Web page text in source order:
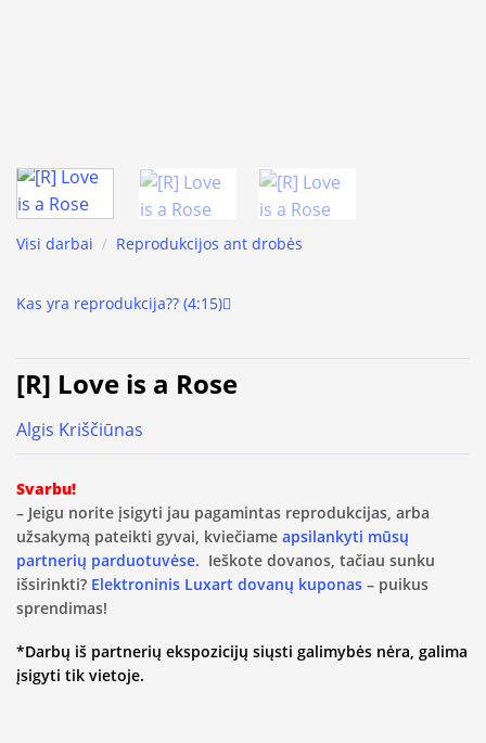
Visi darbai / Reprodukcijos ant drobės
Kas yra reprodukcija?? (4:15)
[R] Love is a Rose
Algis Kriščiūnas
Svarbu!
– Jeigu norite įsigyti jau pagamintas reprodukcijas, arba
užsakymą pateikti gyvai, kviečiame apsilankyti mūsų
partnerių parduotuvėse. Ieškote dovanos, tačiau sunku
išsirinkti? Elektroninis Luxart dovanų kuponas – puikus
sprendimas!
*Darbų iš partnerių ekspozicijų siųsti galimybės nėra, galima
įsigyti tik vietoje.